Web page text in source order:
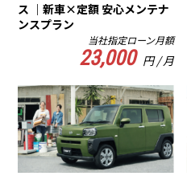
ス ｜新車×定額 安心メンテナ
ンスプラン
当社指定ローン月額
23,000 円 / 月